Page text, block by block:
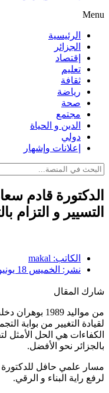
Menu
الرئيسية
الجزائر
إقتصاد
تعليم
ثقافة
رياضة
صحة
مجتمع
الدين و الحياة
دولي
إعلانات وإشهار
الدكتورة قادم
التسيير و التزام
الكاتب: makal
نشر: الخميس 18 يونيو 2026 [7:34 صباحًا] بتوقيت الجزائر
شارك المقال
من مواليد
لقيادة التغيير من بوابة
الكفاءات هي الحل الأمثل
بالجزائر نحو الأفضل.
مسار علمي حافل
لرفع راية البناء و الرقي.